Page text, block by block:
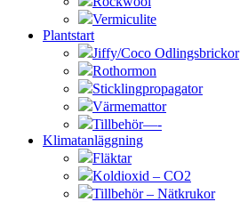
Vermiculite
Plantstart
Jiffy/Coco Odlingsbrickor
Rothormon
Sticklingpropagator
Värmemattor
Tillbehör—-
Klimatanläggning
Fläktar
Koldioxid – CO2
Tillbehör – Nätkrukor